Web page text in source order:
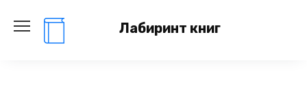
содержанию
Лабиринт книг